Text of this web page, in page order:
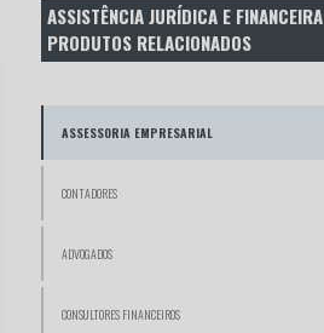
ASSISTÊNCIA JURÍDICA E FINANCEIRA
PRODUTOS RELACIONADOS
ASSESSORIA EMPRESARIAL
CONTADORES
ADVOGADOS
CONSULTORES FINANCEIROS